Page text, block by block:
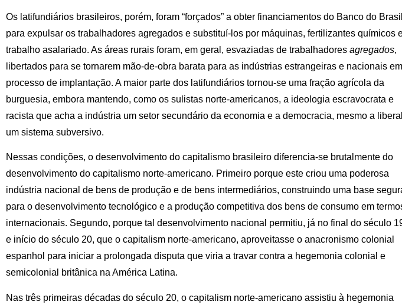
Os latifundiários brasileiros, porém, foram “forçados” a obter financiamentos do Banco do Brasil
para expulsar os trabalhadores agregados e substituí-los por máquinas, fertilizantes químicos
trabalho asalariado. As áreas rurais foram, em geral, esvaziadas de trabalhadores agregados,
libertados para se tornarem mão-de-obra barata para as indústrias estrangeiras e nacionais em
processo de implantação. A maior parte dos latifundiários tornou-se uma fração agrícola da
burguesia, embora mantendo, como os sulistas norte-americanos, a ideologia escravocrata e
racista que acha a indústria um setor secundário da economia e a democracia, mesmo a
um sistema subversivo.
Nessas condições, o desenvolvimento do capitalismo brasileiro diferencia-se brutalmente do
desenvolvimento do capitalismo norte-americano. Primeiro porque este criou uma poderosa
indústria nacional de bens de produção e de bens intermediários, construindo uma base
para o desenvolvimento tecnológico e a produção competitiva dos bens de consumo em
internacionais. Segundo, porque tal desenvolvimento nacional permitiu, já no final do século
e início do século 20, que o capitalism norte-americano, aproveitasse o anacronismo colonial
espanhol para iniciar a prolongada disputa que viria a travar contra a hegemonia colonial e
semicolonial britânica na América Latina.
Nas três primeiras décadas do século 20, o capitalism norte-americano assistiu à hegemonia